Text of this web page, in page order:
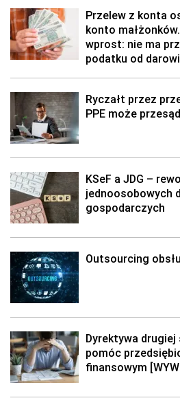
Przelew z konta
konto
wprost: nie ma
podatku od
Ryczałt przez
PPE może
KSeF a JDG –
jednoosobowych
gospodarczych
Outsourcing
Dyrektywa
pomóc
finansowym